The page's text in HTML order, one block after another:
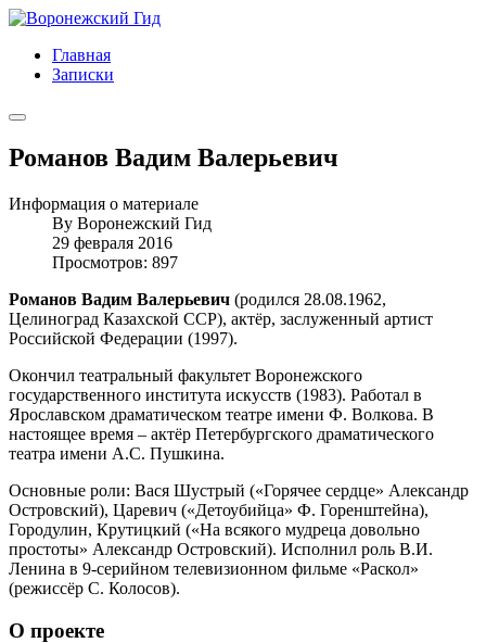
Главная
Записки
Романов Вадим Валерьевич
Информация о материале
By Воронежский Гид
29 февраля 2016
Просмотров: 897
Романов Вадим Валерьевич (родился 28.08.1962,
Целиноград Казахской ССР), актёр, заслуженный артист
Российской Федерации (1997).
Окончил театральный факультет Воронежского
государственного института искусств (1983). Работал в
Ярославском драматическом театре имени Ф. Волкова. В
настоящее время – актёр Петербургского драматического
театра имени А.С. Пушкина.
Основные роли: Вася Шустрый («Горячее сердце» Александр
Островский), Царевич («Детоубийца» Ф. Горенштейна),
Городулин, Крутицкий («На всякого мудреца довольно
простоты» Александр Островский). Исполнил роль В.И.
Ленина в 9-серийном телевизионном фильме «Раскол»
(режиссёр С. Колосов).
О проекте